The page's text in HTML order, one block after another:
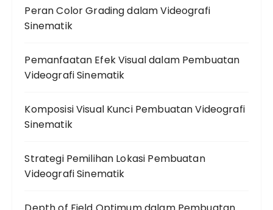
Peran Color Grading dalam Videografi
Sinematik
Pemanfaatan Efek Visual dalam Pembuatan
Videografi Sinematik
Komposisi Visual Kunci Pembuatan Videografi
Sinematik
Strategi Pemilihan Lokasi Pembuatan
Videografi Sinematik